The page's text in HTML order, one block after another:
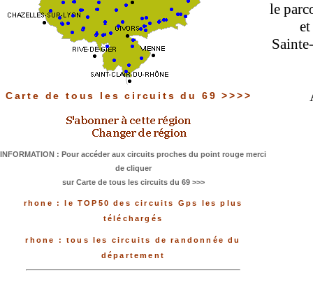
Carte de tous les circuits du 69 >>>>
INFORMATION : Pour accéder aux circuits proches du point rouge merci
de cliquer
sur Carte de tous les circuits du 69 >>>
rhone : le TOP50 des circuits Gps les plus
téléchargés
rhone : tous les circuits de randonnée du
département
le